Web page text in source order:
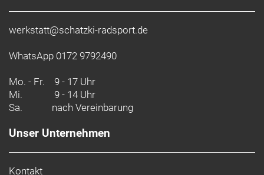
werkstatt@schatzki-radsport.de
WhatsApp 0172 9792490
Mo. - Fr. 9 - 17 Uhr
Mi.
9 - 14 Uhr
Sa.
nach Vereinbarung
Unser Unternehmen
Kontakt